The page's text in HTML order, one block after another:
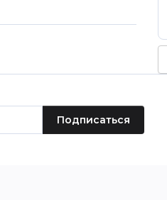
Подписаться